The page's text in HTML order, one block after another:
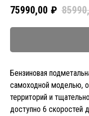
75990,00 ₽
Бензиновая
самоходной моделью,
территорий и
доступно 6 скоростей